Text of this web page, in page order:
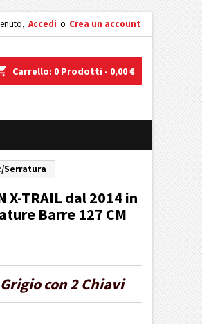
Accedi o Crea un account
Carrello: 0 Prodotti - 0,00 €
Serratura
X-TRAIL dal 2014 in
Barre 127 CM
Grigio con 2 Chiavi